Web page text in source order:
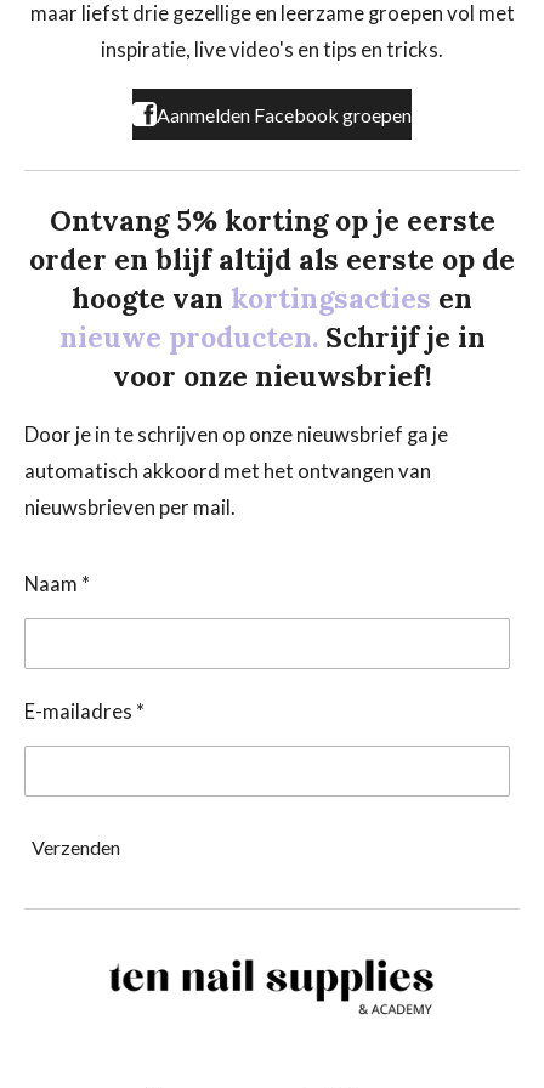
o
k
r
a
maar liefst drie gezellige en leerzame groepen vol met
inspiratie, live video's en tips en tricks.
Aanmelden Facebook groepen
Ontvang 5% korting op je eerste
order en blijf altijd als eerste op de
hoogte van kortingsacties en
nieuwe producten. Schrijf je in
voor onze nieuwsbrief!
Door je in te schrijven op onze nieuwsbrief ga je
automatisch akkoord met het ontvangen van
nieuwsbrieven per mail.
Naam *
E-mailadres *
Verzenden